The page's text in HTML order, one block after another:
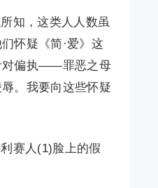
知，这类人人数虽
怀疑《简·爱》这
对偏执——罪恶之母
。我要向这些怀疑
赛人(1)脸上的假